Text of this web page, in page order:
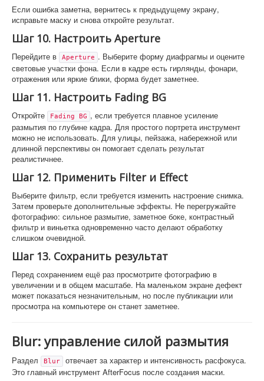
Если ошибка заметна, вернитесь к предыдущему экрану,
исправьте маску и снова откройте результат.
Шаг 10. Настроить Aperture
Перейдите в Aperture . Выберите форму диафрагмы и оцените
световые участки фона. Если в кадре есть гирлянды, фонари,
отражения или яркие блики, форма будет заметнее.
Шаг 11. Настроить Fading BG
Откройте Fading BG , если требуется плавное усиление
размытия по глубине кадра. Для простого портрета инструмент
можно не использовать. Для улицы, пейзажа, набережной или
длинной перспективы он помогает сделать результат
реалистичнее.
Шаг 12. Применить Filter и Effect
Выберите фильтр, если требуется изменить настроение снимка.
Затем проверьте дополнительные эффекты. Не перегружайте
фотографию: сильное размытие, заметное боке, контрастный
фильтр и виньетка одновременно часто делают обработку
слишком очевидной.
Шаг 13. Сохранить результат
Перед сохранением ещё раз просмотрите фотографию в
увеличении и в общем масштабе. На маленьком экране дефект
может показаться незначительным, но после публикации или
просмотра на компьютере он станет заметнее.
Blur: управление силой размытия
Раздел Blur
отвечает за характер и интенсивность расфокуса.
Это главный инструмент AfterFocus после создания маски.